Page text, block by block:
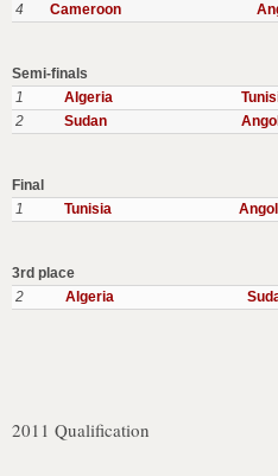
4
Cameroon
Semi-finals
1
Algeria
2
Sudan
Final
1
Tunisia
3rd place
2
Algeria
2011 Qualification